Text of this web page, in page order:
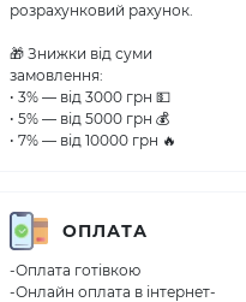
розрахунковий рахунок.
🎁 Знижки від суми
замовлення:
• 3% — від 3000 грн 💵
• 5% — від 5000 грн 💰
• 7% — від 10000 грн 🔥
ОПЛАТА
-Оплата готівкою
-Онлайн оплата в інтернет-